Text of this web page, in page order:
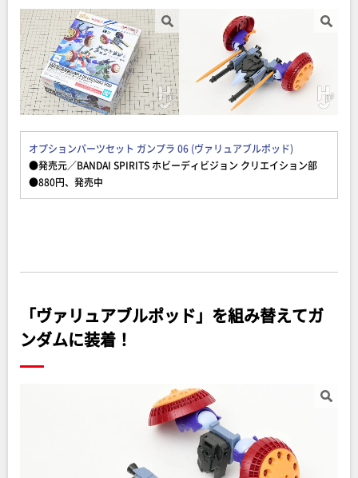
オプションパーツセット ガンプラ 06 (ヴァリュアブルポッド)
●発売元／BANDAI SPIRITS ホビーディビジョン クリエイション部
●880円、発売中
「ヴァリュアブルポッド」を組み替えてガ
ンダムに装着！